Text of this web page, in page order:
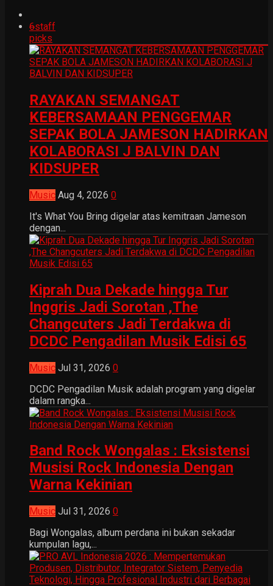
6staff
picks
RAYAKAN SEMANGAT
KEBERSAMAAN PENGGEMAR
SEPAK BOLA JAMESON HADIRKAN
KOLABORASI J BALVIN DAN
KIDSUPER
Music Aug 4, 2026 0
It's What You Bring digelar atas kemitraan Jameson
dengan...
Kiprah Dua Dekade hingga Tur
Inggris Jadi Sorotan ,The
Changcuters Jadi Terdakwa di
DCDC Pengadilan Musik Edisi 65
Music Jul 31, 2026 0
DCDC Pengadilan Musik adalah program yang digelar
dalam rangka...
Band Rock Wongalas : Eksistensi
Musisi Rock Indonesia Dengan
Warna Kekinian
Music Jul 31, 2026 0
Bagi Wongalas, album perdana ini bukan sekadar
kumpulan lagu,...